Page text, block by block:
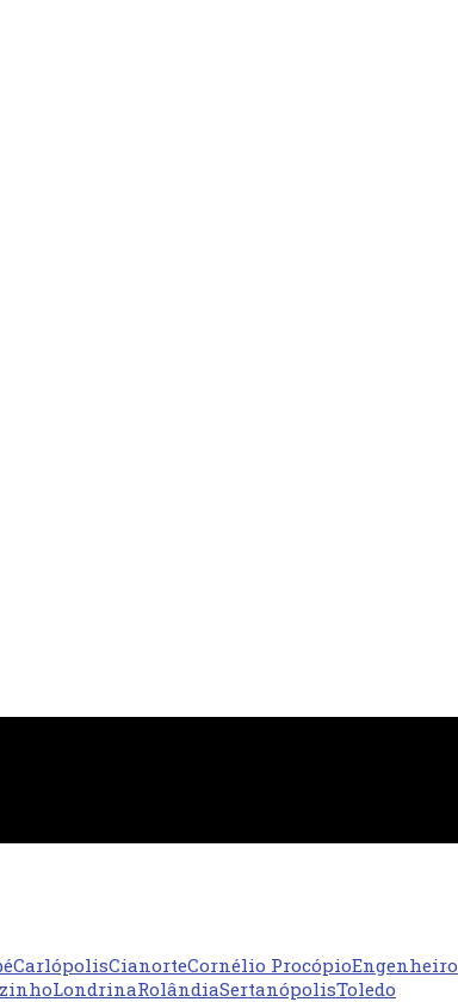
CarlópolisCianorteCornélio ProcópioEngenheiro
LondrinaRolândiaSertanópolisToledo